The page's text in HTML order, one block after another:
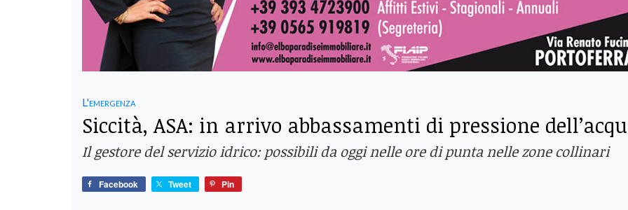
L'emergenza
Siccità, ASA: in arrivo abbassamenti di pressione
Il gestore del servizio idrico: possibili da oggi nelle ore di punta nelle zone collinari
Facebook Tweet Pin